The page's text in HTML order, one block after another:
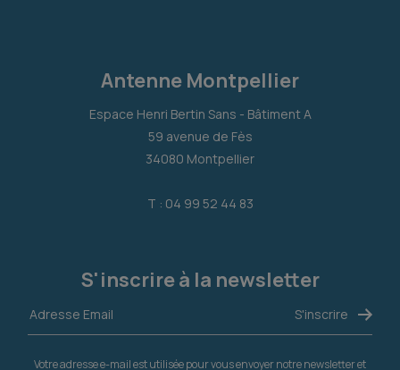
Antenne Montpellier
Espace Henri Bertin Sans - Bâtiment A
59 avenue de Fès
34080 Montpellier
T : 04 99 52 44 83
S'inscrire à la newsletter
Votre adresse e-mail est utilisée pour vous envoyer notre newsletter et